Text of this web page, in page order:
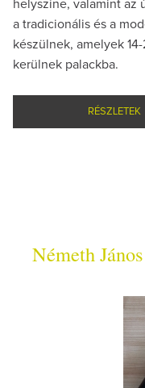
helyszíne, valamint az
a tradicionális és a
készülnek, amelyek
kerülnek palackba.
RÉSZLETEK
Németh